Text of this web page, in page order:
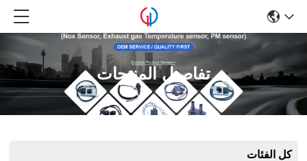
تفاصيل المنتجات
كل الفئات